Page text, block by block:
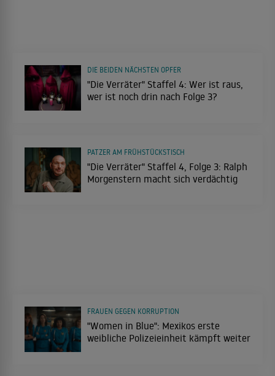
"Die Verräter" Staffel 4: Wer ist raus,
wer ist noch drin nach Folge 3?
DIE BEIDEN NÄCHSTEN OPFER
"Die Verräter" Staffel 4, Folge 3: Ralph
Morgenstern macht sich verdächtig
PATZER AM FRÜHSTÜCKSTISCH
"Women in Blue": Mexikos erste
weibliche Polizeieinheit kämpft weiter
FRAUEN GEGEN KORRUPTION